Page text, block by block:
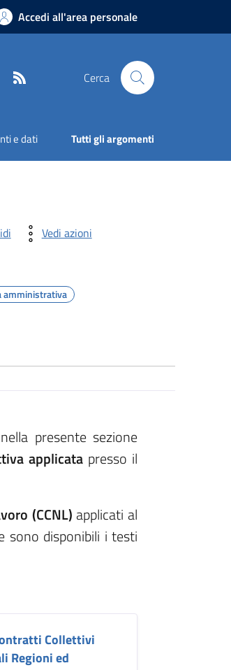
Accedi all'area personale
Telegram Cerca
e dati Tutti gli argomenti
Vedi azioni
amministrativa
presente sezione
applicata presso il
(CCNL) applicati al
sono disponibili i testi
Collettivi
Regioni ed